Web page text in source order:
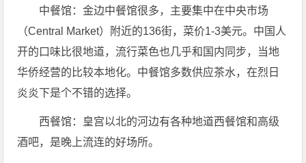
中餐馆：金边中餐馆很多，主要集中在中央市场
（Central Market）附近的136街，菜价1-3美元。中国人
开的口味比很地道，流行菜色也几乎和国内同步，当地
华侨经营的比较本地化。中餐馆多数供应茶水，在烈日
炎炎下是个不错的选择。
西餐馆：皇宫以北的河边有各种地道西餐馆和高级
酒吧，是晚上流连的好场所。